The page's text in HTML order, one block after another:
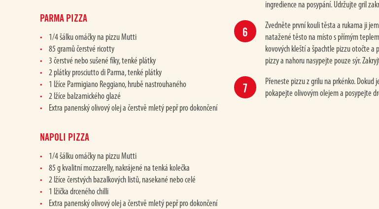
PARMA PIZZA
1/4 šálku omáčky na pizzu Mutti
85 gramů čerstvé ricotty
3 čerstvé nebo sušené fíky, tenké plátky
2 plátky prosciutto di Parma, tenké plátky
1 lžíce Parmigiano Reggiano, hrubě nastrouhaného
2 lžíce balzamického glazé
Extra panenský olivový olej a čerstvě mletý pepř pro dokončení
NAPOLI PIZZA
1/4 šálku omáčky na pizzu Mutti
85 g kvalitní mozzarelly, nakrájené na tenká kolečka
2 lžíce čerstvých bazalkových listů, nasekané nebo celé
1 lžička drceného chilli
Extra panenský olivový olej a čerstvě mletý pepř pro dokončení
ingredience na posypání. Udržujte gril
Zvedněte první kouli těsta a rukama ji
natažené těsto na místo s přímým
kovových kleští a špachtle pizzu otočte
pizzy a nahoru nasypejte pouze sýr.
Přeneste pizzu z grilu na prkénko.
pokapejte olivovým olejem a posypejte